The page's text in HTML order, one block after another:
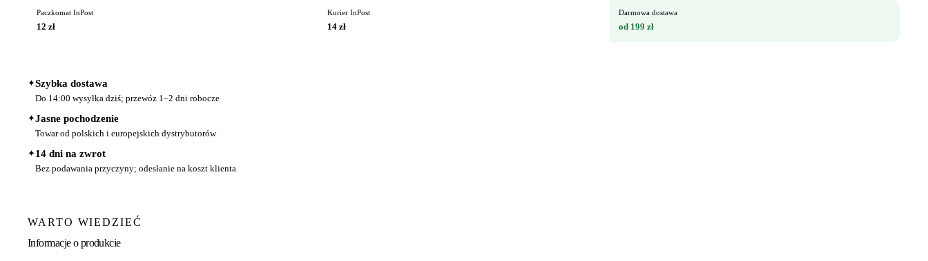
Paczkomat InPost
12 zł
Kurier InPost
14 zł
Darmowa dostawa
od 199 zł
✦Szybka dostawa
Do 14:00 wysyłka dziś; przewóz 1–2 dni robocze
✦Jasne pochodzenie
Towar od polskich i europejskich dystrybutorów
✦14 dni na zwrot
Bez podawania przyczyny; odesłanie na koszt klienta
WARTO WIEDZIEĆ
Informacje o produkcie